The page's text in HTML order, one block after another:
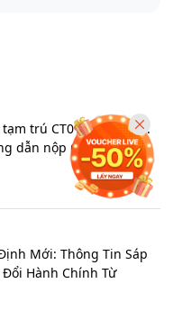
trú CT01 (Mới nhất):
dẫn nộp Online
Mới: Thông Tin Sáp
Hành Chính Từ